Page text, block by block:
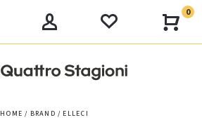
0
HOME BRAND ELLECI